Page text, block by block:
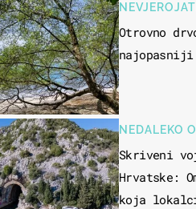
Otrovno
najopasniji
NEDALEKO
Skriveni
Hrvatske:
koja